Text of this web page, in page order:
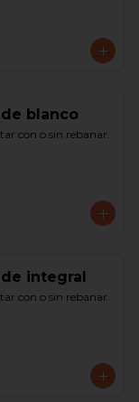
blanco
con o sin rebanar.
integral
con o sin rebanar.